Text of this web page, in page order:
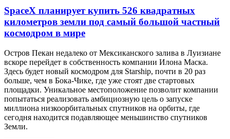
SpaceX планирует купить 526 квадратных
километров земли под самый большой частный
космодром в мире
Остров Пекан недалеко от Мексиканского залива в Луизиане
вскоре перейдет в собственность компании Илона Маска.
Здесь будет новый космодром для Starship, почти в 20 раз
больше, чем в Бока-Чике, где уже стоят две стартовых
площадки. Уникальное местоположение позволит компании
попытаться реализовать амбициозную цель о запуске
миллиона низкоорбитальных спутников на орбиты, где
сегодня находится подавляющее меньшинство спутников
Земли.